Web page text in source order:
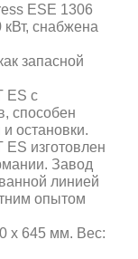
ESE 1306
снабжена
запасной
ES с
способен
остановки.
изготовлен
Завод
линией
опытом
х 645 мм. Вес: